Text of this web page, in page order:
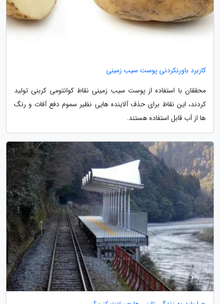
کاربرد باورنکردنی پوست سیب زمینی
محققان با استفاده از پوست سیب زمینی نقاط کوانتومی کربنی تولید
کردند، این نقاط برای حذف آلاینده هایی نظیر سموم دفع آفات و رنگ
ها از آب قابل استفاده هستند.